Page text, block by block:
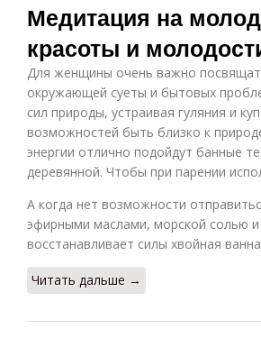
Медитация на
красоты и
Для женщины очень важно
окружающей суеты и бытовых
сил природы, устраивая гуляния и
возможностей быть близко к
энергии отлично подойдут банные
деревянной. Чтобы при парении
А когда нет возможности
эфирными маслами, морской солью
восстанавливает силы хвойная
Читать дальше →